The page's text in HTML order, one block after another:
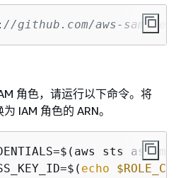
//github.com/aws-
角色，请运行以下命令。将
为 IAM 角色的 ARN。
echo